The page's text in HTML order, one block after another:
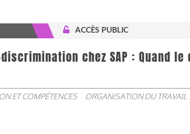
ACCÈS PUBLIC
chez SAP : Quand
ET COMPÉTENCES ORGANISATION DU TRAVAIL